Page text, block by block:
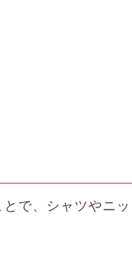
で、シャツやニ